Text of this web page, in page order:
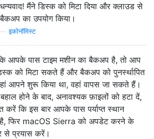
धन्यवाद! मैंने डिस्क को मिटा दिया और क्लाउड से
बैकअप का उपयोग किया।
—इकोनॉमिस्ट
आपके पास टाइम मशीन का बैकअप है, तो आप
को मिटा सकते हैं और बैकअप को पुनर्स्थापित
आपने शुरू किया था, वहां वापस जा सकते हैं।
होने के बाद, अनावश्यक फ़ाइलों को हटा दें,
करें कि इस बार आपके पास पर्याप्त स्थान
फिर macOS Sierra को अपडेट करने के
से प्रयास करें।